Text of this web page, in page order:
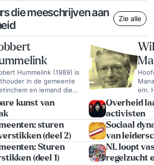
die meeschrijven aan
Zie alle
Hummelink (1989) is
in de gemeente
en iemand die
nadenkt over de essentie
goed leiderschap. Bijna 14
werkte hij bij de politie,
hij niet alleen dagelijks
in de samenleving
maar ook waardevolle
ervaring
Deze periode heeft
kunst van
sturen
(deel 2)
Sturen
(deel 1)
em.
over
en
Overheid
activisten
Sociaal
van
NL loopt
regelzucht